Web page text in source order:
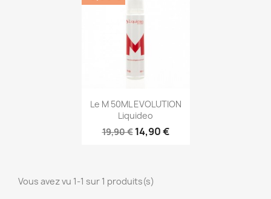
Aperçu rapide
Le M 50ML EVOLUTION
Liquideo
19,90 € 14,90 €
Vous avez vu 1-1 sur 1 produits(s)